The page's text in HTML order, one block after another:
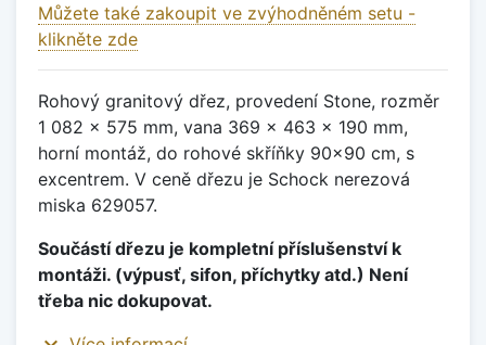
Můžete také zakoupit ve zvýhodněném setu -
klikněte zde
Rohový granitový dřez, provedení Stone, rozměr
1 082 x 575 mm, vana 369 x 463 x 190 mm,
horní montáž, do rohové skříňky 90x90 cm, s
excentrem. V ceně dřezu je Schock nerezová
miska 629057.
Součástí dřezu je kompletní příslušenství k
montáži. (výpusť, sifon, příchytky atd.) Není
třeba nic dokupovat.